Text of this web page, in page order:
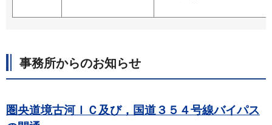
事務所からのお知らせ
圏央道境古河ＩＣ及び，国道３５４号線バイパス